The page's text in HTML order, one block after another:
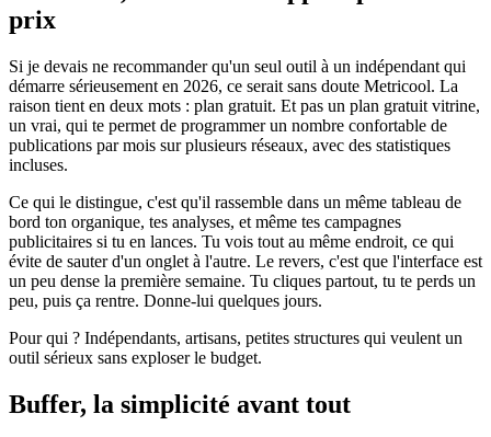
prix
Si je devais ne recommander qu'un seul outil à un indépendant qui
démarre sérieusement en 2026, ce serait sans doute Metricool. La
raison tient en deux mots : plan gratuit. Et pas un plan gratuit vitrine,
un vrai, qui te permet de programmer un nombre confortable de
publications par mois sur plusieurs réseaux, avec des statistiques
incluses.
Ce qui le distingue, c'est qu'il rassemble dans un même tableau de
bord ton organique, tes analyses, et même tes campagnes
publicitaires si tu en lances. Tu vois tout au même endroit, ce qui
évite de sauter d'un onglet à l'autre. Le revers, c'est que l'interface est
un peu dense la première semaine. Tu cliques partout, tu te perds un
peu, puis ça rentre. Donne-lui quelques jours.
Pour qui ? Indépendants, artisans, petites structures qui veulent un
outil sérieux sans exploser le budget.
Buffer, la simplicité avant tout